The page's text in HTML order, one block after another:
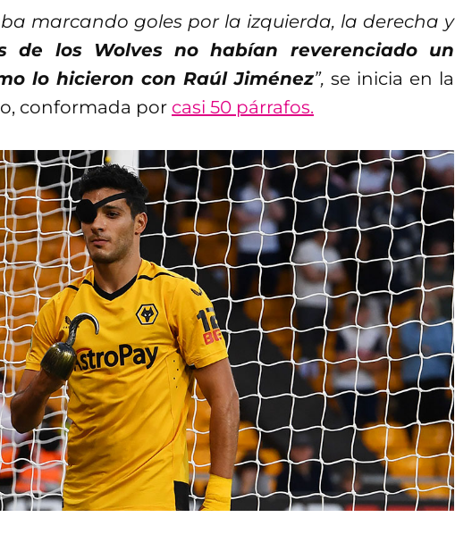
marcando goles por la izquierda, la derecha y
de los Wolves no habían reverenciado un
lo hicieron con Raúl Jiménez”, se inicia en la
conformada por casi 50 párrafos.